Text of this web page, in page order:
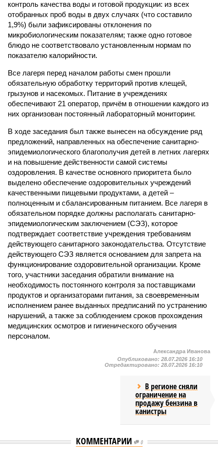
контроль качества воды и готовой продукции: из всех
отобранных проб воды в двух случаях (что составило
1,9%) были зафиксированы отклонения по
микробиологическим показателям; также одно готовое
блюдо не соответствовало установленным нормам по
показателю калорийности.
Все лагеря перед началом работы смен прошли
обязательную обработку территорий против клещей,
грызунов и насекомых. Питание в учреждениях
обеспечивают 21 оператор, причём в отношении каждого из
них организован постоянный лабораторный мониторинг.
В ходе заседания был также вынесен на обсуждение ряд
предложений, направленных на обеспечение санитарно-
эпидемиологического благополучия детей в летних лагерях
и на повышение действенности самой системы
оздоровления. В качестве основного приоритета было
выделено обеспечение оздоровительных учреждений
качественными пищевыми продуктами, а детей –
полноценным и сбалансированным питанием. Все лагеря в
обязательном порядке должны располагать санитарно-
эпидемиологическим заключением (СЭЗ), которое
подтверждает соответствие учреждения требованиям
действующего санитарного законодательства. Отсутствие
действующего СЭЗ является основанием для запрета на
функционирование оздоровительной организации. Кроме
того, участники заседания обратили внимание на
необходимость постоянного контроля за поставщиками
продуктов и организаторами питания, за своевременным
исполнением ранее выданных предписаний по устранению
нарушений, а также за соблюдением сроков прохождения
медицинских осмотров и гигиенического обучения
персоналом.
Александра Иванова
Опубликовано: 28.07.2026 16:10
Отредактировано: 28.07.2026 16:10
В регионе сняли
ограничение на
продажу бензина в
канистры
КОММЕНТАРИИ 0